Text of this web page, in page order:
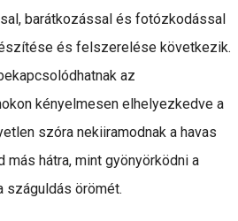
barátkozással és fotózkodással
és felszerelése következik.
az
kényelmesen elhelyezkedve a
szóra nekiiramodnak a havas
más hátra, mint gyönyörködni a
száguldás örömét.